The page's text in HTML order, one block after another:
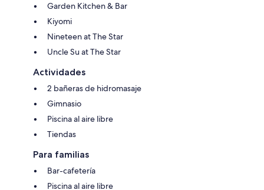
Garden Kitchen & Bar
Kiyomi
Nineteen at The Star
Uncle Su at The Star
Actividades
2 bañeras de hidromasaje
Gimnasio
Piscina al aire libre
Tiendas
Para familias
Bar-cafetería
Piscina al aire libre